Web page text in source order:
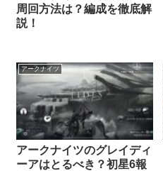
周回方法は？編成を徹底解
説！
アークナイツ
アークナイツのグレイディ
ーアはとるべき？初星6報